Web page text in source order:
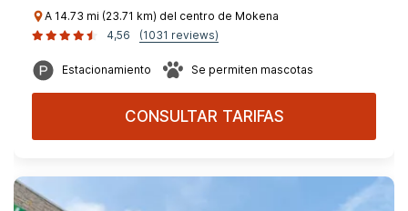
A 14.73 mi (23.71 km) del centro de Mokena
4,56
(1031 reviews)
Estacionamiento Se permiten mascotas
CONSULTAR TARIFAS